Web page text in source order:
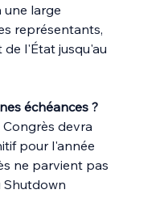
une large
représentants,
l'État jusqu'au
échéances ?
Congrès devra
pour l'année
ne parvient pas
Shutdown